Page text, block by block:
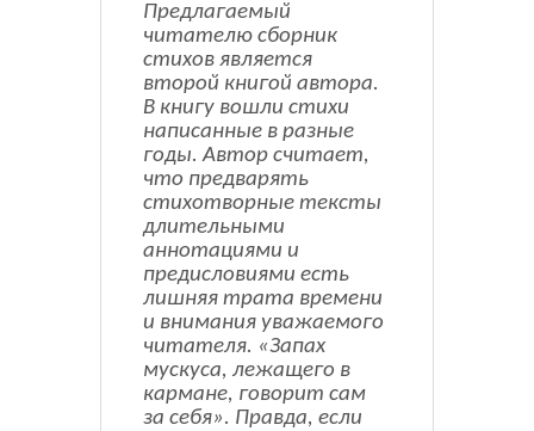
Предлагаемый
читателю сборник
стихов является
второй книгой автора.
В книгу вошли стихи
написанные в разные
годы. Автор считает,
что предварять
стихотворные тексты
длительными
аннотациями и
предисловиями есть
лишняя трата времени
и внимания уважаемого
читателя. «Запах
мускуса, лежащего в
кармане, говорит сам
за себя». Правда, если